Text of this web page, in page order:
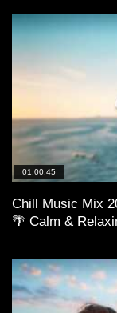
01:00:45
Chill Music Mix
🌴 Calm &